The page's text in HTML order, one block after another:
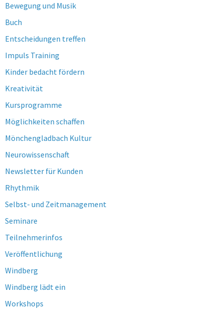
Bewegung und Musik
Buch
Entscheidungen treffen
Impuls Training
Kinder bedacht fördern
Kreativität
Kursprogramme
Möglichkeiten schaffen
Mönchengladbach Kultur
Neurowissenschaft
Newsletter für Kunden
Rhythmik
Selbst- und Zeitmanagement
Seminare
Teilnehmerinfos
Veröffentlichung
Windberg
Windberg lädt ein
Workshops